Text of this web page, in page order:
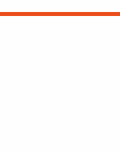
Neuron Agencja